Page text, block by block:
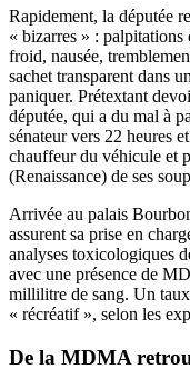
Rapidement, la députée
« bizarres » : palpitations
froid, nausée,
sachet transparent dans
paniquer. Prétextant
députée, qui a du mal à
sénateur vers 22 heures
chauffeur du véhicule et
(Renaissance) de ses
Arrivée au palais
assurent sa prise en
analyses toxicologiques
avec une présence de
millilitre de sang. Un
« récréatif », selon les
De la MDMA